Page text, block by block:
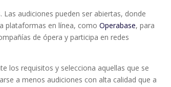
audiciones pueden ser abiertas, donde
plataformas en línea, comoOperabase, para
de ópera y participa en redes
los requisitos y selecciona aquellas que se
a menos audiciones con alta calidad que a